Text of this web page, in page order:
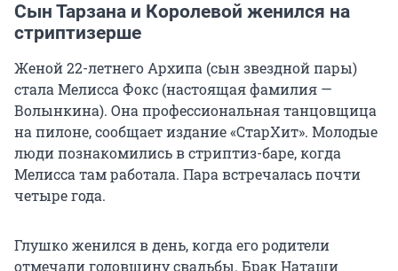
Сын Тарзана и Королевой женился на
стриптизерше
Женой 22-летнего Архипа (сын звездной пары)
стала Мелисса Фокс (настоящая фамилия —
Волынкина). Она профессиональная танцовщица
на пилоне, сообщает издание «СтарХит». Молодые
люди познакомились в стриптиз-баре, когда
Мелисса там работала. Пара встречалась почти
четыре года.
Глушко женился в день, когда его родители
отмечали годовщину свадьбы. Брак Наташи